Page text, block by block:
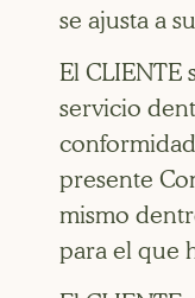
se ajusta a
El CLIENTE
servicio
presente
mismo
para el que